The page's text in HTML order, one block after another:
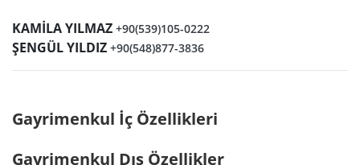
KAMİLA YILMAZ +90(539)105-0222
ŞENGÜL YILDIZ +90(548)877-3836
Gayrimenkul İç Özellikleri
Gayrimenkul Dış Özellikler